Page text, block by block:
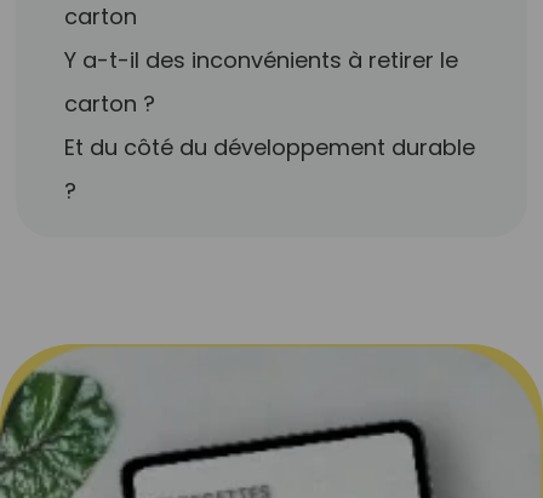
carton
Y a-t-il des inconvénients à retirer le
carton ?
Et du côté du développement durable
?